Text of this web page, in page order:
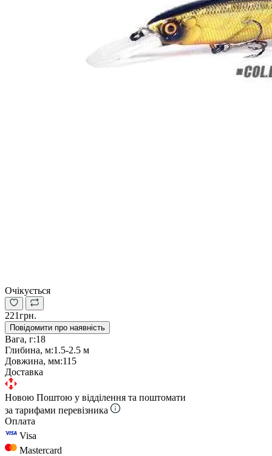
Очікується
221грн.
Повідомити про наявність
Вага, г:18
Глибина, м:1.5-2.5 м
Довжина, мм:115
Доставка
Новою Поштою у відділення та поштомати
за тарифами перевізника
Оплата
Visa
Mastercard